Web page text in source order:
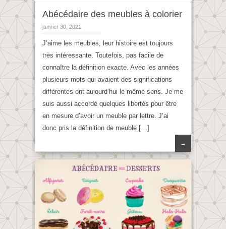
Abécédaire des meubles à colorier
janvier 30, 2021
J’aime les meubles, leur histoire est toujours
très intéressante. Toutefois, pas facile de
connaître la définition exacte. Avec les années
plusieurs mots qui avaient des significations
différentes ont aujourd’hui le même sens. Je me
suis aussi accordé quelques libertés pour être
en mesure d’avoir un meuble par lettre. J’ai
donc pris la définition de meuble […]
→